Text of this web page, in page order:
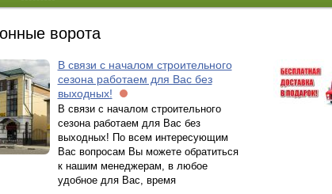
ворота
В связи с началом строительного
сезона работаем для Вас без
выходных!
В связи с началом строительного
сезона работаем для Вас без
выходных! По всем интересующим
Вас вопросам Вы можете обратиться
к нашим менеджерам, в любое
удобное для Вас, время